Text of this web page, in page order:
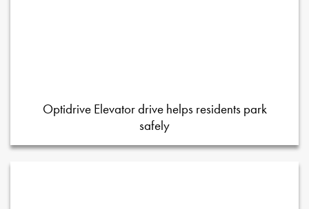
Optidrive Elevator drive helps residents park
safely